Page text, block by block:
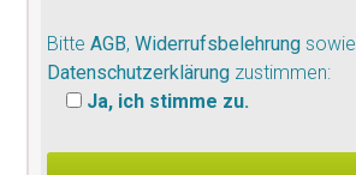
BitteAGB,Widerrufsbelehrung sowie
Datenschutzerklärung zustimmen:
Ja, ich stimme zu.